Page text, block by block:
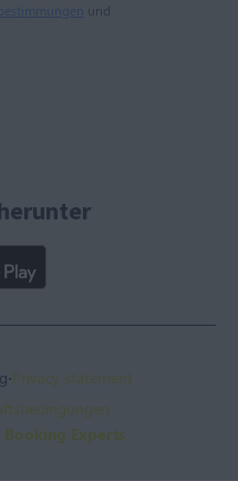
und
·Privacy statement
Booking Experts